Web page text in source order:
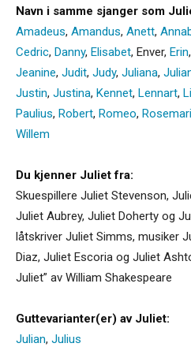
Navn i samme sjanger som
Amadeus, Amandus, Anett,
Cedric, Danny, Elisabet, Enver, Erin,
Jeanine, Judit, Judy, Juliana,
Justin, Justina, Kennet, Lennart,
Paulius, Robert, Romeo,
Willem
Du kjenner Juliet fra:
Skuespillere Juliet Stevenson,
Juliet Aubrey, Juliet Doherty og
låtskriver Juliet Simms, musiker
Diaz, Juliet Escoria og Juliet
Juliet” av William Shakespeare
Guttevarianter(er) av Juliet:
Julian, Julius